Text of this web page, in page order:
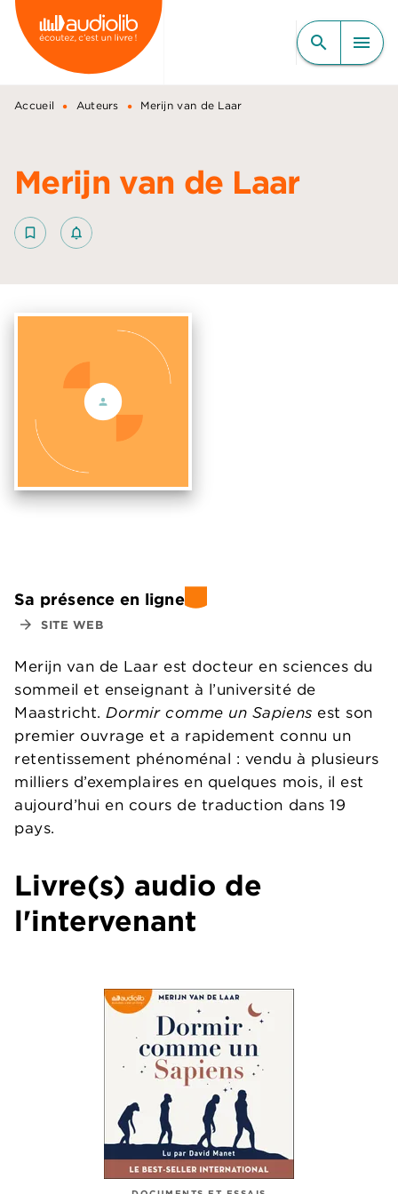
MENU RECHERCHE
CONTENU
PIED DE PAGE
search menu
Accueil • Auteurs • Merijn van de Laar
Merijn van de Laar
bookmark_border notifications_none_outlined
Merijn van de Laar est docteur en sciences du
sommeil et enseignant à l’université de
Maastricht.Dormir comme un Sapiens est son
premier ouvrage et a rapidement connu un
retentissement phénoménal : vendu à plusieurs
milliers d’exemplaires en quelques mois, il est
aujourd’hui en cours de traduction dans 19
pays.
Sa présence en ligne
arrow_forward SITE WEB
Livre(s) audio de
l'intervenant